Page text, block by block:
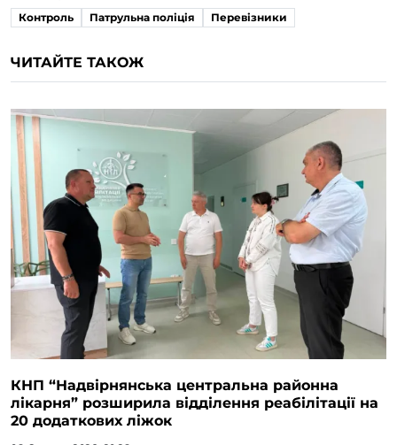
Контроль
Патрульна поліція Перевізники
ЧИТАЙТЕ ТАКОЖ
КНП “Надвірнянська центральна районна
лікарня” розширила відділення реабілітації на
20 додаткових ліжок